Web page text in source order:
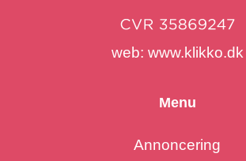
web: www.klikko.dk
Menu
Annoncering